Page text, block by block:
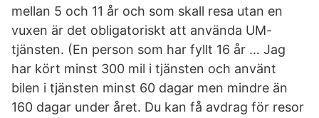
mellan 5 och 11 år och som skall resa utan en
vuxen är det obligatoriskt att använda UM-
tjänsten. (En person som har fyllt 16 år … Jag
har kört minst 300 mil i tjänsten och använt
bilen i tjänsten minst 60 dagar men mindre än
160 dagar under året. Du kan få avdrag för resor